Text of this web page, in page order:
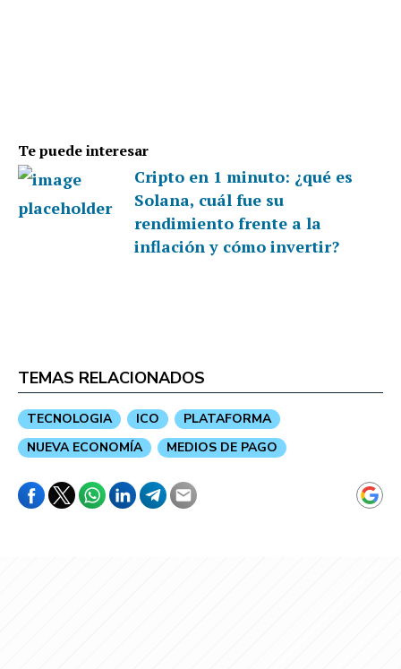
Te puede interesar
Cripto en 1 minuto: ¿qué es
Solana, cuál fue su
rendimiento frente a la
inflación y cómo invertir?
TEMAS RELACIONADOS
TECNOLOGIA ICO
PLATAFORMA
NUEVA ECONOMÍA
MEDIOS DE PAGO